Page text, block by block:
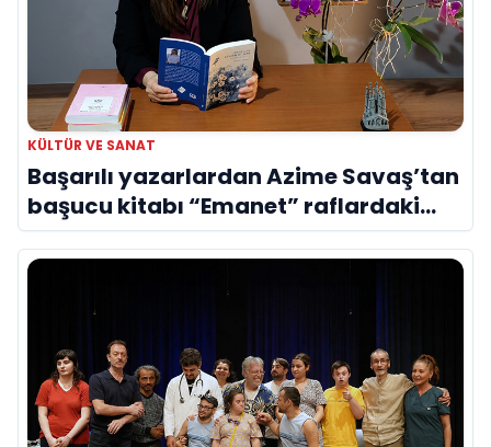
KÜLTÜR VE SANAT
Başarılı yazarlardan Azime Savaş’tan
başucu kitabı “Emanet” raflardaki
yerini aldı